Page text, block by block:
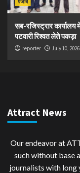
पंजाब
सब-रजिस्ट्रार कार्यालय
पटवारी रिश्वत लेते पकड़ा
reporter July 10, 2026
Attract News
Our endeavor at
such without base
journalists with long